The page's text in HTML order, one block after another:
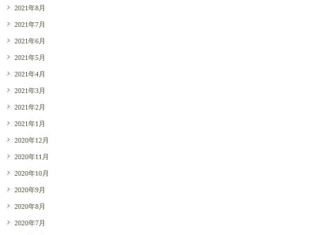
2021年8月
2021年7月
2021年6月
2021年5月
2021年4月
2021年3月
2021年2月
2021年1月
2020年12月
2020年11月
2020年10月
2020年9月
2020年8月
2020年7月